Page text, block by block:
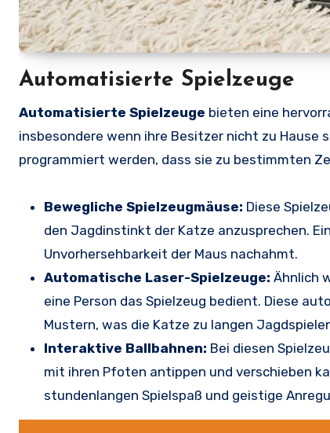
Automatisierte Spielzeuge
Automatisierte Spielzeuge bieten eine
insbesondere wenn ihre Besitzer nicht zu
programmiert werden, dass sie zu bestimmten
Bewegliche Spielzeugmäuse: Diese
den Jagdinstinkt der Katze anzusprechen.
Unvorhersehbarkeit der Maus nachahmt.
Automatische Laser-Spielzeuge: Ähnlich
eine Person das Spielzeug bedient. Diese
Mustern, was die Katze zu langen
Interaktive Ballbahnen: Bei diesen
mit ihren Pfoten antippen und verschieben
stundenlangen Spielspaß und geistige